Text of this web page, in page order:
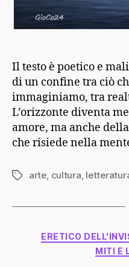
Il testo è poetico e
di un confine tra ciò
immaginiamo, tra
L’orizzonte diventa
amore, ma anche
che risiede nella
Tag arte, cultura,
ERETICO
MITI E